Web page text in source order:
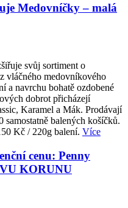
Medovníčky – malá
svůj sortiment o
vláčného medovníkového
a navrchu bohatě ozdobené
dobrot přicházejí
Karamel a Mák. Prodávají
samostatně balených košíčků.
Kč / 220g balení. Více
cenu: Penny
KORUNU